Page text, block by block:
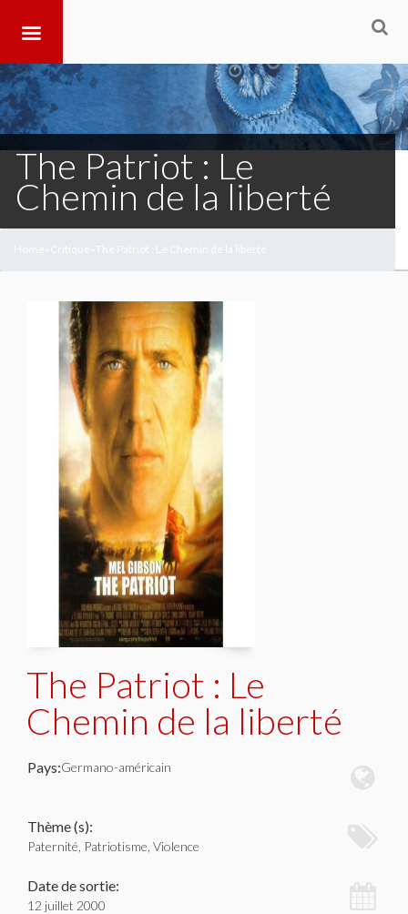
The Patriot : Le
Chemin de la liberté
The Patriot : Le
Chemin de la liberté
Pays:Germano-américain
Thème (s):
Paternité, Patriotisme, Violence
Date de sortie:
12 juillet 2000